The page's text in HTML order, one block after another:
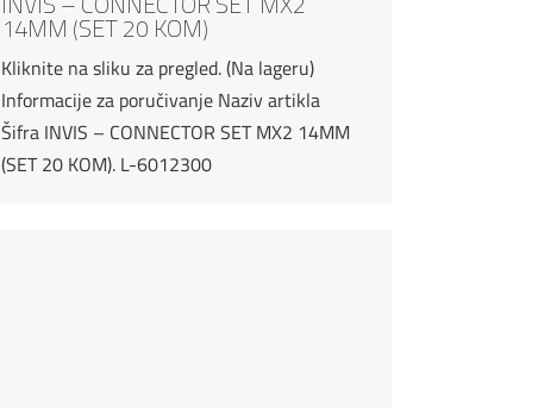
14MM (SET 20 KOM)
Kliknite na sliku za pregled. (Na lageru)
Informacije za poručivanje Naziv artikla
Šifra INVIS – CONNECTOR SET MX2 14MM
(SET 20 KOM). L-6012300